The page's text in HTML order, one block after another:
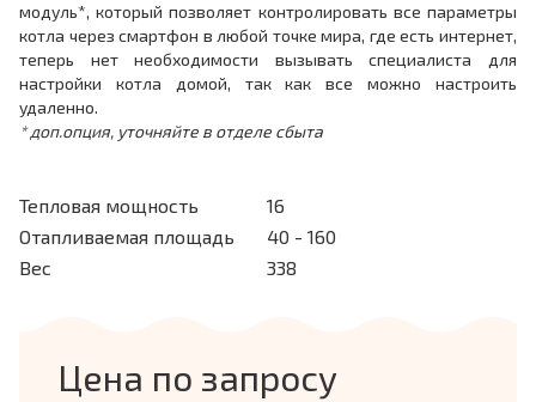
модуль*, который позволяет контролировать все параметры
котла через смартфон в любой точке мира, где есть интернет,
теперь нет необходимости вызывать специалиста для
настройки котла домой, так как все можно настроить
удаленно.
* доп.опция, уточняйте в отделе сбыта
Тепловая мощность
16
Отапливаемая площадь
40 - 160
Вес
338
Цена по запросу